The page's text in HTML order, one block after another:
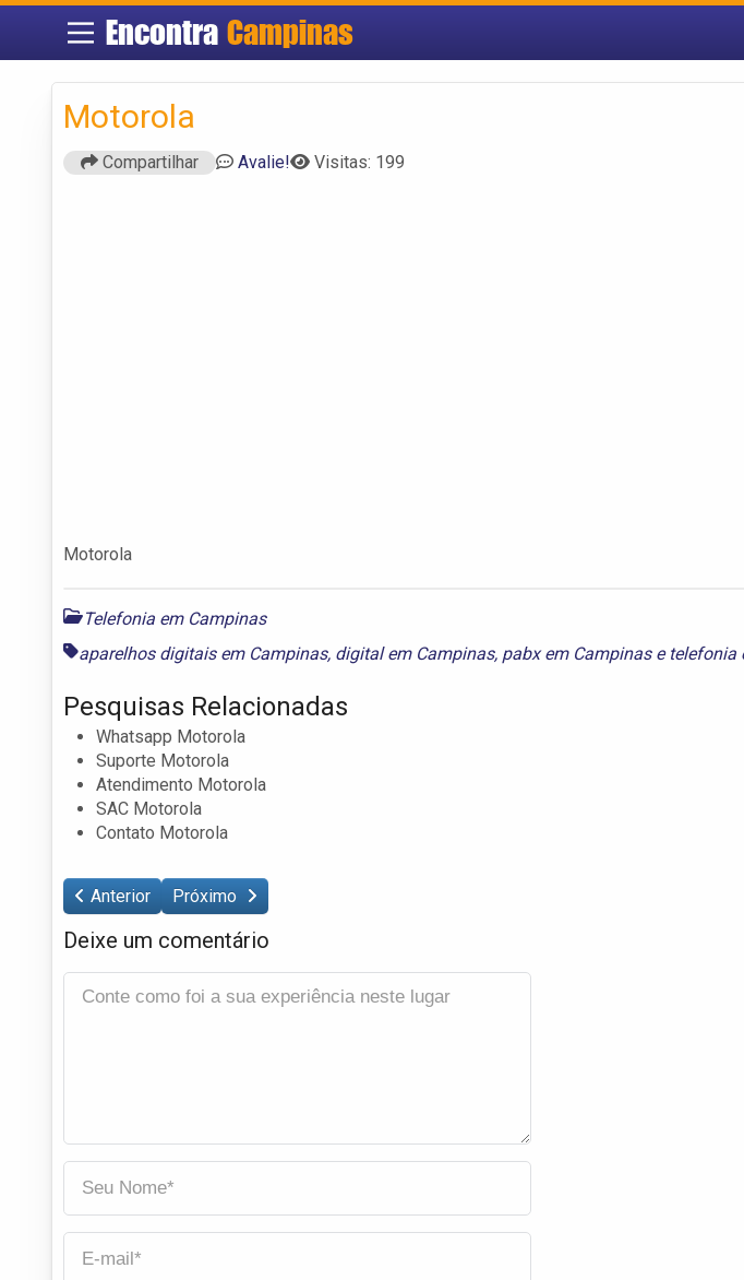
EncontraCampinas
Motorola
Compartilhar Avalie! Visitas: 199
Motorola
Telefonia em Campinas
aparelhos digitais em Campinas, digital em Campinas, pabx em Campinase telefonia
Pesquisas Relacionadas
Whatsapp Motorola
Suporte Motorola
Atendimento Motorola
SAC Motorola
Contato Motorola
Anterior Próximo
Deixe um comentário